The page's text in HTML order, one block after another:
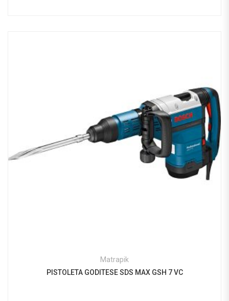
Matrapik
PISTOLETA GODITESE SDS MAX GSH 7 VC